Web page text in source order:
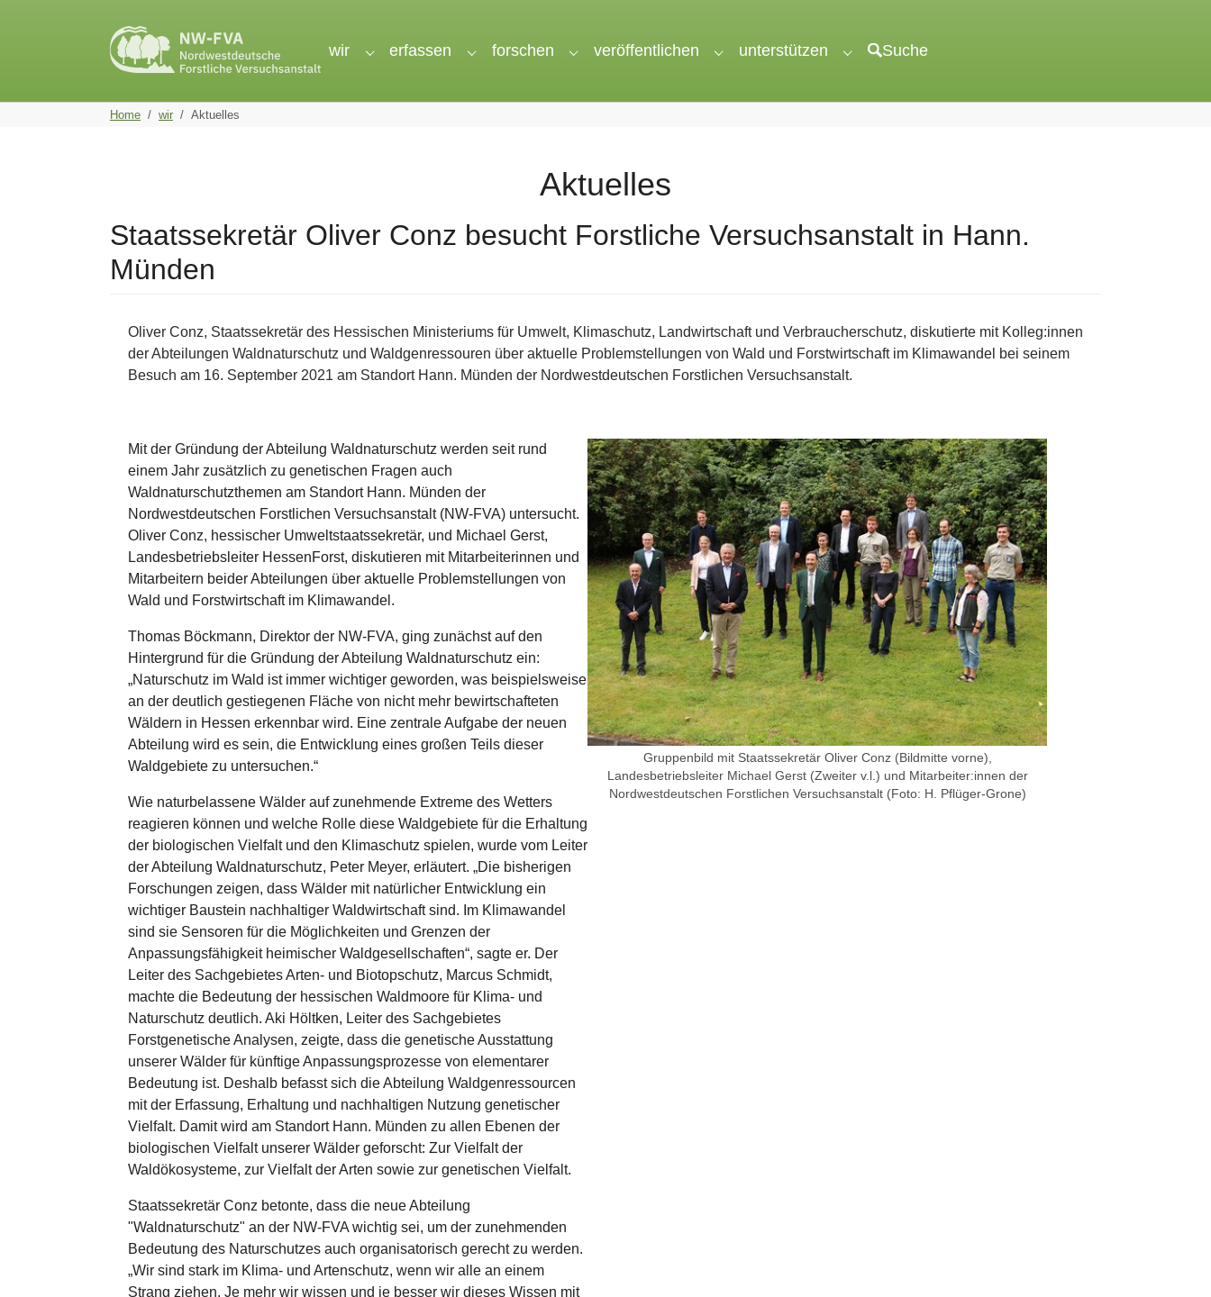
wir
Submenu for "wir"
erfassen
Submenu for "erfassen"
forschen
Submenu for "forschen"
veröffentlichen
Submenu for "veröffentlichen"
unterstützen
Submenu for "unterstützen"
Suche
You are here:
Home wir Aktuelles
Aktuelles
Staatssekretär Oliver Conz besucht Forstliche Versuchsanstalt in Hann.
Münden
Oliver Conz, Staatssekretär des Hessischen Ministeriums für Umwelt, Klimaschutz, Landwirtschaft und Verbraucherschutz, diskutierte mit Kolleg:innen
der Abteilungen Waldnaturschutz und Waldgenressouren über aktuelle Problemstellungen von Wald und Forstwirtschaft im Klimawandel bei seinem
Besuch am 16. September 2021 am Standort Hann. Münden der Nordwestdeutschen Forstlichen Versuchsanstalt.
Show larger version for:
Gruppenbild mit Staatssekretär Oliver Conz (Bildmitte vorne),
Landesbetriebsleiter Michael Gerst (Zweiter v.l.) und Mitarbeiter:innen der
Nordwestdeutschen Forstlichen Versuchsanstalt (Foto: H. Pflüger-Grone)
Mit der Gründung der Abteilung Waldnaturschutz werden seit rund
einem Jahr zusätzlich zu genetischen Fragen auch
Waldnaturschutzthemen am Standort Hann. Münden der
Nordwestdeutschen Forstlichen Versuchsanstalt (NW-FVA) untersucht.
Oliver Conz, hessischer Umweltstaatssekretär, und Michael Gerst,
Landesbetriebsleiter HessenForst, diskutieren mit Mitarbeiterinnen und
Mitarbeitern beider Abteilungen über aktuelle Problemstellungen von
Wald und Forstwirtschaft im Klimawandel.
Thomas Böckmann, Direktor der NW-FVA, ging zunächst auf den
Hintergrund für die Gründung der Abteilung Waldnaturschutz ein:
„Naturschutz im Wald ist immer wichtiger geworden, was beispielsweise
an der deutlich gestiegenen Fläche von nicht mehr bewirtschafteten
Wäldern in Hessen erkennbar wird. Eine zentrale Aufgabe der neuen
Abteilung wird es sein, die Entwicklung eines großen Teils dieser
Waldgebiete zu untersuchen.“
Wie naturbelassene Wälder auf zunehmende Extreme des Wetters
reagieren können und welche Rolle diese Waldgebiete für die Erhaltung
der biologischen Vielfalt und den Klimaschutz spielen, wurde vom Leiter
der Abteilung Waldnaturschutz, Peter Meyer, erläutert. „Die bisherigen
Forschungen zeigen, dass Wälder mit natürlicher Entwicklung ein
wichtiger Baustein nachhaltiger Waldwirtschaft sind. Im Klimawandel
sind sie Sensoren für die Möglichkeiten und Grenzen der
Anpassungsfähigkeit heimischer Waldgesellschaften“, sagte er. Der
Leiter des Sachgebietes Arten- und Biotopschutz, Marcus Schmidt,
machte die Bedeutung der hessischen Waldmoore für Klima- und
Naturschutz deutlich. Aki Höltken, Leiter des Sachgebietes
Forstgenetische Analysen, zeigte, dass die genetische Ausstattung
unserer Wälder für künftige Anpassungsprozesse von elementarer
Bedeutung ist. Deshalb befasst sich die Abteilung Waldgenressourcen
mit der Erfassung, Erhaltung und nachhaltigen Nutzung genetischer
Vielfalt. Damit wird am Standort Hann. Münden zu allen Ebenen der
biologischen Vielfalt unserer Wälder geforscht: Zur Vielfalt der
Waldökosysteme, zur Vielfalt der Arten sowie zur genetischen Vielfalt.
Staatssekretär Conz betonte, dass die neue Abteilung
"Waldnaturschutz" an der NW-FVA wichtig sei, um der zunehmenden
Bedeutung des Naturschutzes auch organisatorisch gerecht zu werden.
„Wir sind stark im Klima- und Artenschutz, wenn wir alle an einem
Strang ziehen. Je mehr wir wissen und je besser wir dieses Wissen mit